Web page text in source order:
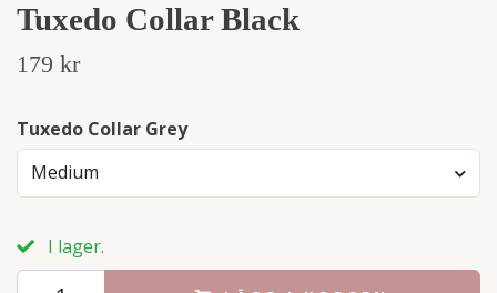
Tuxedo Collar Black
179 kr
Tuxedo Collar Grey
Medium
I lager.